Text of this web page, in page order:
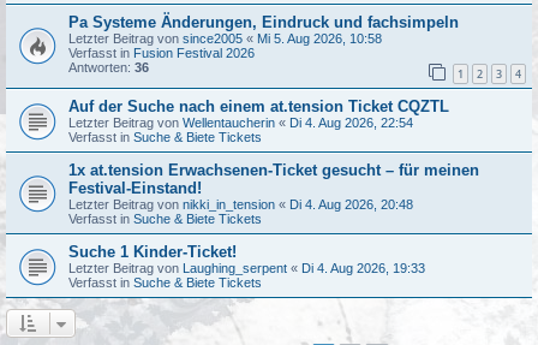
Pa Systeme Änderungen, Eindruck und fachsimpeln
Letzter Beitrag von since2005 « Mi 5. Aug 2026, 10:58
Verfasst in Fusion Festival 2026
Antworten: 36 1 2 3 4
Auf der Suche nach einem at.tension Ticket CQZTL
Letzter Beitrag von Wellentaucherin « Di 4. Aug 2026, 22:54
Verfasst in Suche & Biete Tickets
1x at.tension Erwachsenen-Ticket gesucht – für meinen
Festival-Einstand!
Letzter Beitrag von nikki_in_tension « Di 4. Aug 2026, 20:48
Verfasst in Suche & Biete Tickets
Suche 1 Kinder-Ticket!
Letzter Beitrag von Laughing_serpent « Di 4. Aug 2026, 19:33
Verfasst in Suche & Biete Tickets